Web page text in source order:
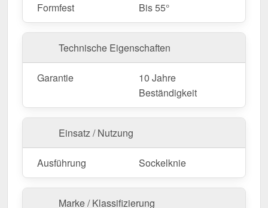
Formfest
Bis 55°
Technische Eigenschaften
Garantie
10 Jahre
Beständigkeit
Einsatz / Nutzung
Ausführung Sockelknie
Marke / Klassifizierung